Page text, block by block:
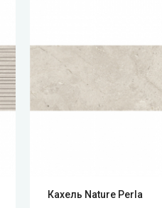
Кахель Nature Perla